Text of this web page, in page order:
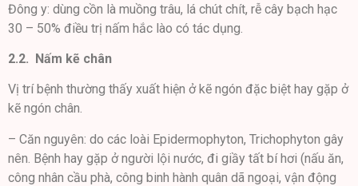
Đông y: dùng cồn là muồng trâu, lá chút chít, rễ cây bạch hạc
30 – 50% điều trị nấm hắc lào có tác dụng.
2.2. Nấm kẽ chân
Vị trí bệnh thường thấy xuất hiện ở kẽ ngón đặc biệt hay gặp ở
kẽ ngón chân.
– Căn nguyên: do các loài Epidermophyton, Trichophyton gây
nên. Bệnh hay gặp ở người lội nước, đi giầy tất bí hơi (nấu ăn,
công nhân cầu phà, công binh hành quân dã ngoại, vận động